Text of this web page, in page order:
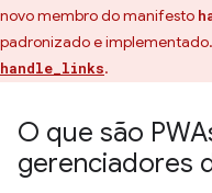
novo membro do manifesto
padronizado e
handle_links.
O que são
gerenciadores